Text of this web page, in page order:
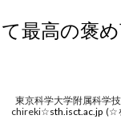
最高の褒め
東京科学大学附属科学
chireki☆sth.isct.ac.jp (☆